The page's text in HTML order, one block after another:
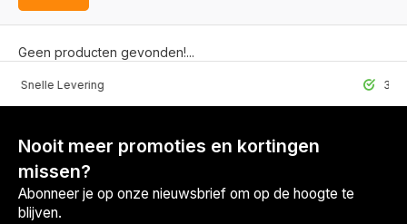
Geen producten gevonden!...
Levering 30 Dagen
Nooit meer promoties en kortingen
missen?
Abonneer je op onze nieuwsbrief om op de hoogte te
blijven.